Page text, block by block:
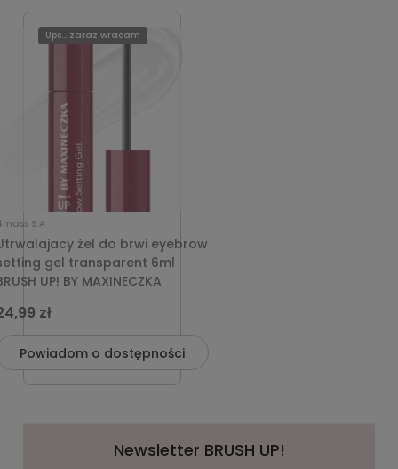
S.A
żel do brwi eyebrow
gel transparent 6ml
UP! BY MAXINECZKA
zł
Powiadom o dostępności
Ups... zaraz wracam
Newsletter BRUSH UP!